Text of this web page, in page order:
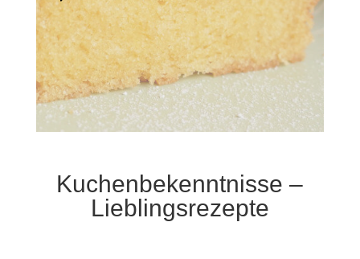
Kuchenbekenntnisse –
Lieblingsrezepte